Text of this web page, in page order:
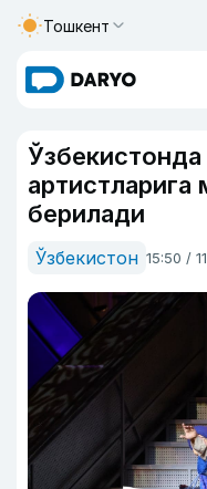
Тошкент
Ўзбекистонда
артистларига
берилади
Ўзбекистон 15:50 /